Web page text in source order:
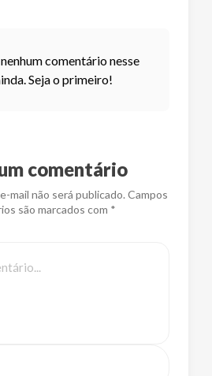
comentário nesse
Seja o primeiro!
comentário
mail não será publicado. Campos
são marcados com *